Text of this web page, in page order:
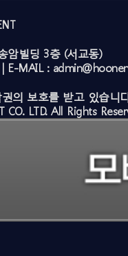
암빌딩 3층 (서교동)
| E-MAIL :
의 보호를 받고 있습니
CO. LTD. All Rights